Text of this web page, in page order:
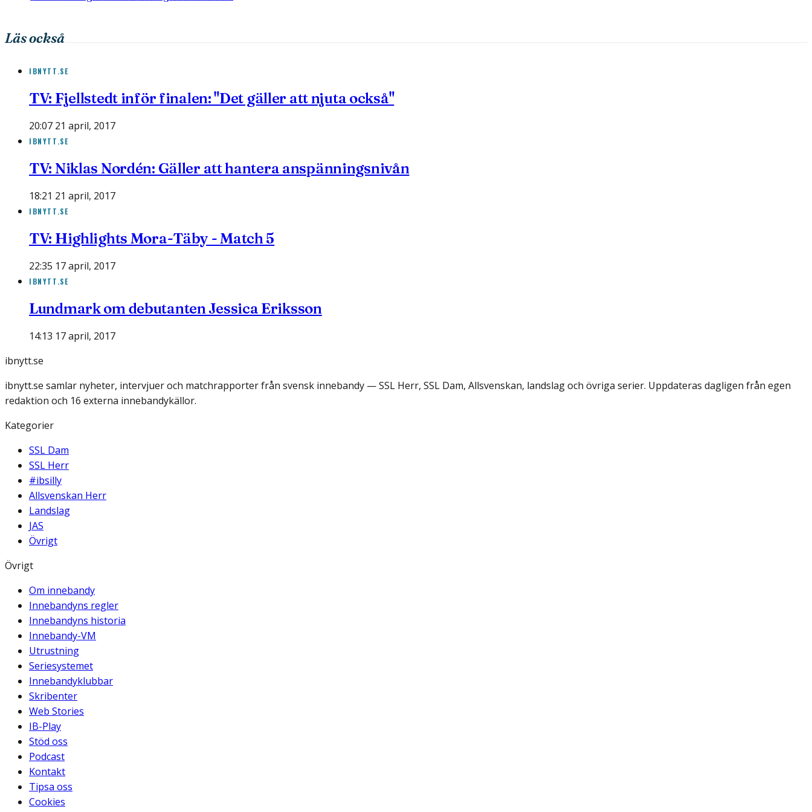
Läs också
IBNYTT.SE
TV: Fjellstedt inför finalen: "Det gäller att njuta också"
20:07 21 april, 2017
IBNYTT.SE
TV: Niklas Nordén: Gäller att hantera anspänningsnivån
18:21 21 april, 2017
IBNYTT.SE
TV: Highlights Mora-Täby - Match 5
22:35 17 april, 2017
IBNYTT.SE
Lundmark om debutanten Jessica Eriksson
14:13 17 april, 2017
ibnytt.se
ibnytt.se samlar nyheter, intervjuer och matchrapporter från svensk innebandy — SSL Herr, SSL Dam, Allsvenskan, landslag och övriga serier. Uppdateras dagligen från egen
redaktion och 16 externa innebandykällor.
Kategorier
SSL Dam
SSL Herr
#ibsilly
Allsvenskan Herr
Landslag
JAS
Övrigt
Övrigt
Om innebandy
Innebandyns regler
Innebandyns historia
Innebandy-VM
Utrustning
Seriesystemet
Innebandyklubbar
Skribenter
Web Stories
IB-Play
Stöd oss
Podcast
Kontakt
Tipsa oss
Cookies